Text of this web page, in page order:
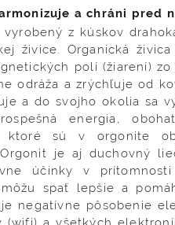
a chráni pred
z kúskov
živice. Organická
polí (žiarení)
odráža a zrýchľuje od
a do svojho okolia sa
energia,
ktoré sú v orgonite
je aj duchovný
účinky v prítomnosti
spať lepšie a
negatívne pôsobenie